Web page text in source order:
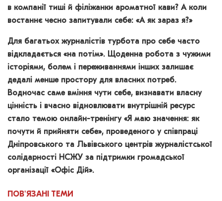
в компанії тиші й філіжанки ароматної кави? А коли
востаннє чесно запитували себе: «А як зараз я?»
Для багатьох журналістів турбота про себе часто
відкладається «на потім». Щоденна робота з чужими
історіями, болем і переживаннями інших залишає
дедалі менше простору для власних потреб.
Водночас саме вміння чути себе, визнавати власну
цінність і вчасно відновлювати внутрішній ресурс
стало темою онлайн-тренінгу «Я маю значення: як
почути й прийняти себе», проведеного у співпраці
Дніпровського та Львівського центрів журналістської
солідарності НСЖУ за підтримки громадської
організації «Офіс Дій».
ПОВ'ЯЗАНІ ТЕМИ